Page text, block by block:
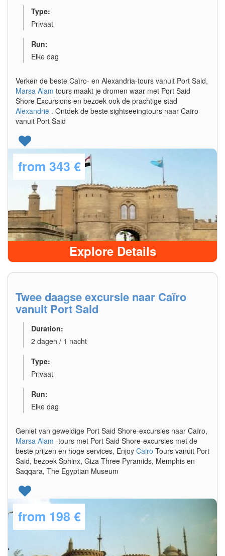
Type:
Privaat
Run:
Elke dag
Verken de beste Caïro- en Alexandria-tours vanuit Port Said,
Marsa Alam tours maakt je dromen waar met Port Said
Shore Excursions en bezoek ook de prachtige stad
Alexandrië . Ontdek de beste sightseeingtours naar Caïro
vanuit Port Said
from 343 €
Explore Details
Twee daagse excursie naar Caïro
vanuit Port Said
Duration:
2 dagen / 1 nacht
Type:
Privaat
Run:
Elke dag
Geniet van geweldige Port Said Shore-excursies naar Caïro,
Marsa Alam -tours met Port Said Shore-excursies met de
beste prijzen en hoge services, Enjoy Cairo Tours vanuit Port
Said, bezoek Sphinx, Giza Three Pyramids, Memphis en
Saqqara, The Egyptian Museum
from 198 €